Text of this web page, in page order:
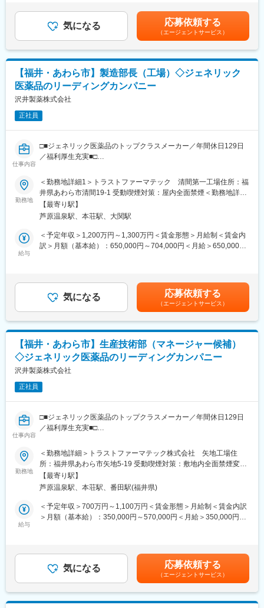
（3）組織マネジメント（部下の目標設定、評価、育成）
（4）設備維持管理および投資予算の策定・執行
に在籍出向となります。トラストファーマテック株式会社は2027
年4月に沢井製薬に吸収合併し、沢井製薬株式会社矢地工場となり
ます。<トラストファーマテック株式会社>【住所】福井県あわら
市矢地5-15【事業内容】医療用医薬品の製造
■当社の魅力：
今後、年55億錠の製造体制を目指す成長組織にて、仕組み作りか
ら携われる刺激的な環境で、既存工場の「硬直化した体制」に物
足りなさを感じる方に最適です。
最大の特徴は、沢井グループの安定感がありつつ、立ち上げ期特
を持って製造に打ち込めます。住宅手当等の実利も厚く、これま
での経験を停滞させず、市場価値を高められる環境です。
変更の範囲：会社の定める業務
があります。月給(月額)は固定手当を含めた表記です。
気になる 応募依頼する
（エージェントサービス）
【福井・あわら市】製造部長（工場）◇ジェネリック
医薬品のリーディングカンパニー
沢井製薬株式会社
正社員
仕事内容
□■ジェネリック医薬品のトップクラスメーカー／年間休日129日
／福利厚生充実■□
■仕事内容：
工場の製造部長として上位組織のビジョン・戦略・目標・計画を
受け、自組織のビジョン・戦略・目標・計画を策定していただく
と共に、管轄組織の設計に関与し、課の目標管理、部門全体の人
材育成を通じて組織をあるべき方向にリードし、組織力を最大限
発揮いただくことを期待します。
年4月に沢井製薬に吸収合併し、沢井製薬株式会社矢地工場となり
ます。<トラストファーマテック株式会社>【住所】福井県あわら
市矢地5-15【事業内容】医療用医薬品の製造
勤務地
＜勤務地詳細1＞トラストファーマテック 清間第一工場住所：福
井県あわら市清間19-1 受動喫煙対策：屋内全面禁煙＜勤務地詳細
2＞トラストファーマテック 清間第二工場住所：福井県あわら市
清間11-15 受動喫煙対策：屋内全面禁煙変更の範囲：会社の定め
【最寄り駅】
芦原温泉駅、本荘駅、大関駅
給与
＜予定年収＞1,200万円～1,300万円＜賃金形態＞月給制＜賃金内
訳＞月額（基本給）：650,000円～704,000円＜月給＞650,000円
通じて上下する可能性があります。月給(月額)は固定手当を含めた
表記です。気になる 応募依頼する
（エージェントサービス）
【福井・あわら市】生産技術部（マネージャー候補）
◇ジェネリック医薬品のリーディングカンパニー
沢井製薬株式会社
正社員
仕事内容
□■ジェネリック医薬品のトップクラスメーカー／年間休日129日
／福利厚生充実■□
■業務概要：
ジェネリック医薬品大手・沢井製薬グループの工場にて、生産技
術部門のマネジメントをお任せします。新製品の技術移転、既存
品目の品質改善から組織育成、戦略的な改善活動まで、工場経営
に近い視点でご活躍いただきます。
■業務詳細：
（4）設備維持管理および投資予算の策定・執行
勤務地
＜勤務地詳細＞トラストファーマテック株式会社 矢地工場住
所：福井県あわら市矢地5-19 受動喫煙対策：敷地内全面禁煙変更
の範囲：会社の定める事業所
【最寄り駅】
芦原温泉駅、本荘駅、番田駅(福井県)
給与
＜予定年収＞700万円～1,100万円＜賃金形態＞月給制＜賃金内訳
＞月額（基本給）：350,000円～570,000円＜月給＞350,000円～
あります。月給(月額)は固定手当を含めた表記です。
気になる 応募依頼する
（エージェントサービス）